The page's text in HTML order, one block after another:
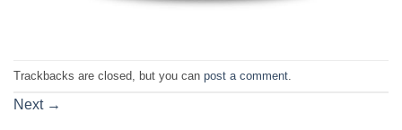
Trackbacks are closed, but you can post a comment
Next →